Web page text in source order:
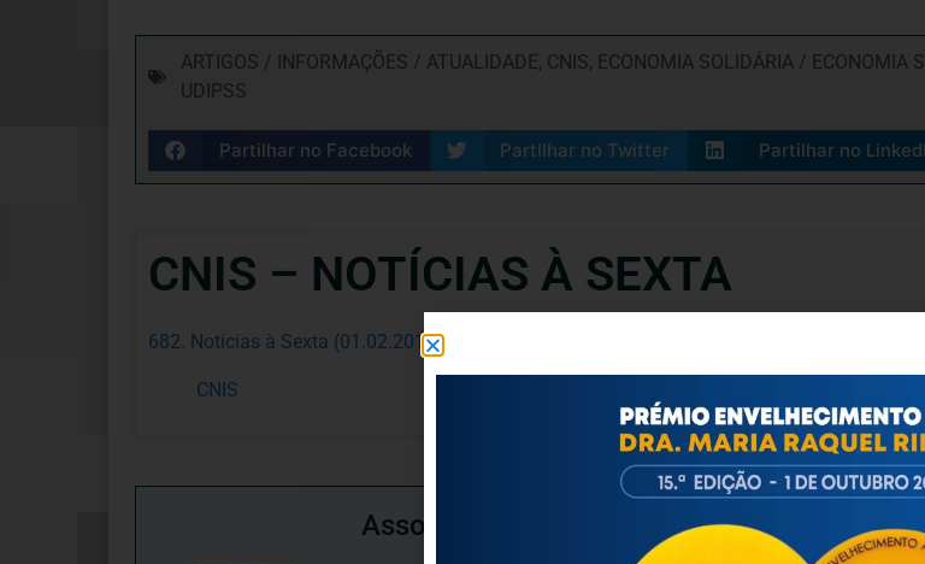
ARTIGOS / INFORMAÇÕES / ATUALIDADE, CNIS, ECONOMIA SOLIDÁRIA / ECONOMIA
UDIPSS
Partilhar no Facebook Partilhar no Twitter Partilhar no
CNIS – NOTÍCIAS À SEXTA
682. Noticias à Sexta (01.02.2019)
CNIS
Associação Portuguesa de